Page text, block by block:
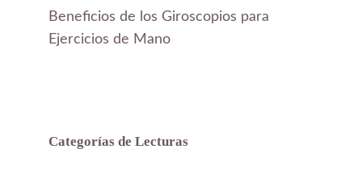
Beneficios de los Giroscopios para
Ejercicios de Mano
Categorías de Lecturas